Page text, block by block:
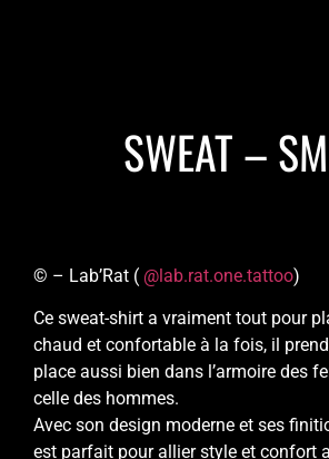
SWEAT –
© – Lab’Rat ( @lab.rat.one.tattoo)
Ce sweat-shirt a vraiment tout pour
chaud et confortable à la fois, il
place aussi bien dans l’armoire des
celle des hommes.
Avec son design moderne et ses
est parfait pour allier style et confort